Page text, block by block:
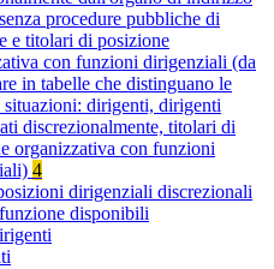
procedure pubbliche di
e titolari di posizione
con funzioni dirigenziali (da
in tabelle che distinguano le
situazioni: dirigenti, dirigenti
discrezionalmente, titolari di
organizzativa con funzioni
4
dirigenziali discrezionali
disponibili